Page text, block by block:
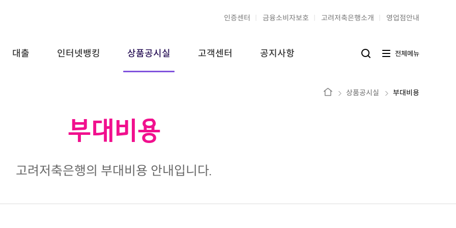
인증센터 금융소비자보호 고려저축은행소개 영업점안내
대출 인터넷뱅킹 상품공시실 고객센터 공지사항
검
전
버
튼
전체메뉴
홈 상품공시실 부대비용
부대비용
고려저축은행의 부대비용 안내입니다.